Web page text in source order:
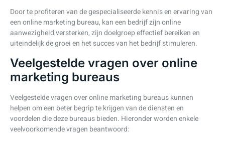
Door te profiteren van de gespecialiseerde kennis en ervaring van
een online marketing bureau, kan een bedrijf zijn online
aanwezigheid versterken, zijn doelgroep effectief bereiken en
uiteindelijk de groei en het succes van het bedrijf stimuleren.
Veelgestelde vragen over online
marketing bureaus
Veelgestelde vragen over online marketing bureaus kunnen
helpen om een beter begrip te krijgen van de diensten en
voordelen die deze bureaus bieden. Hieronder worden enkele
veelvoorkomende vragen beantwoord: